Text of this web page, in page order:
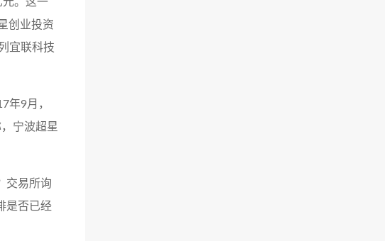
创业投资
宜联科技
年9月，
宁波超星
交易所询
是否已经